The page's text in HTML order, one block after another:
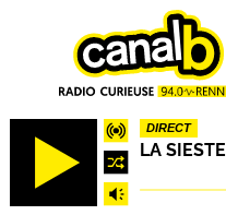
DIRECT
LA SIESTE